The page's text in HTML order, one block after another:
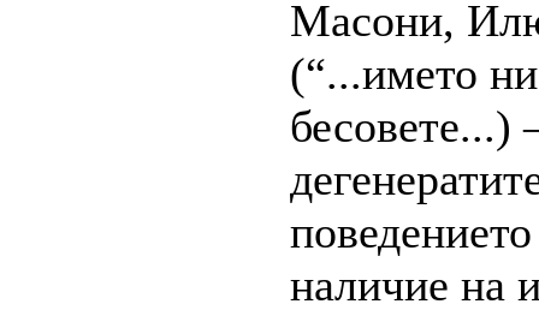
Масони,
(“...името
бесовете...)
наличие на